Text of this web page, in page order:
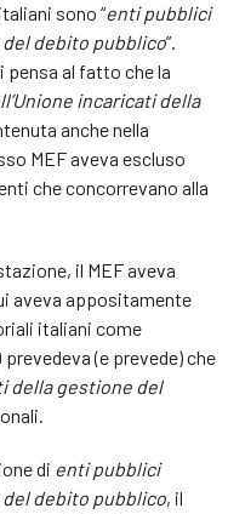
sono “enti pubblici
debito pubblico”.
pensa al fatto che la
incaricati della
anche nella
MEF aveva escluso
che concorrevano alla
il MEF aveva
aveva appositamente
italiani come
(e prevede) che
della gestione del
di enti pubblici
debito pubblico, il